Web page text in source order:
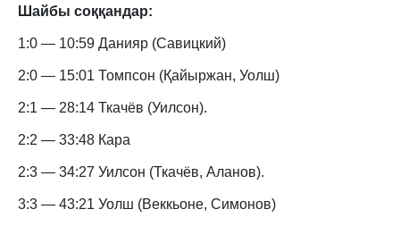
Шайбы соққандар:
1:0 — 10:59 Данияр (Савицкий)
2:0 — 15:01 Томпсон (Қайыржан, Уолш)
2:1 — 28:14 Ткачёв (Уилсон).
2:2 — 33:48 Кара
2:3 — 34:27 Уилсон (Ткачёв, Аланов).
3:3 — 43:21 Уолш (Веккьоне, Симонов)